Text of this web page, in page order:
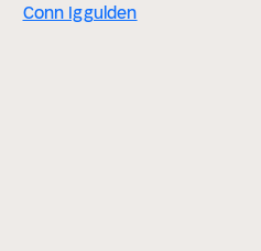
Conn Iggulden